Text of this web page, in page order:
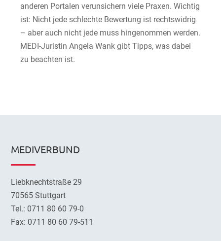
anderen Portalen verunsichern viele Praxen. Wichtig
ist: Nicht jede schlechte Bewertung ist rechtswidrig
– aber auch nicht jede muss hingenommen werden.
MEDI-Juristin Angela Wank gibt Tipps, was dabei
zu beachten ist.
MEDIVERBUND
Liebknechtstraße 29
70565 Stuttgart
Tel.: 0711 80 60 79-0
Fax: 0711 80 60 79-511